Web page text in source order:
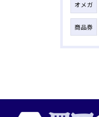
オメガ
商品券